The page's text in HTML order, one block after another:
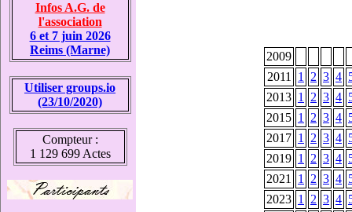
Infos A.G. de
l'association
6 et 7 juin 2026
Reims (Marne)
Utiliser groups.io
(23/10/2020)
Compteur :
1 129 699 Actes
2009
2011
1 2 3 4
2013 1 2 3 4
2015 1 2 3 4
2017 1 2 3 4
2019 1 2 3 4
2021
1 2 3 4
2023 1 2 3 4